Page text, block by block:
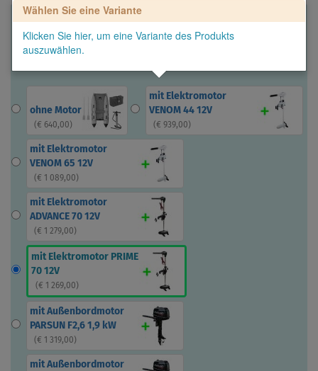
Wählen Sie eine Variante
Klicken Sie hier, um eine Variante des Produkts
auszuwählen.
ohne Motor
( € 640,00)
mit Elektromotor
VENOM 44 12V
( € 939,00)
mit Elektromotor
VENOM 65 12V
( € 1 089,00)
mit Elektromotor
ADVANCE 70 12V
( € 1 279,00)
mit Elektromotor PRIME
70 12V
( € 1 269,00)
mit Außenbordmotor
PARSUN F2,6 1,9 kW
( € 1 319,00)
mit Außenbordmotor